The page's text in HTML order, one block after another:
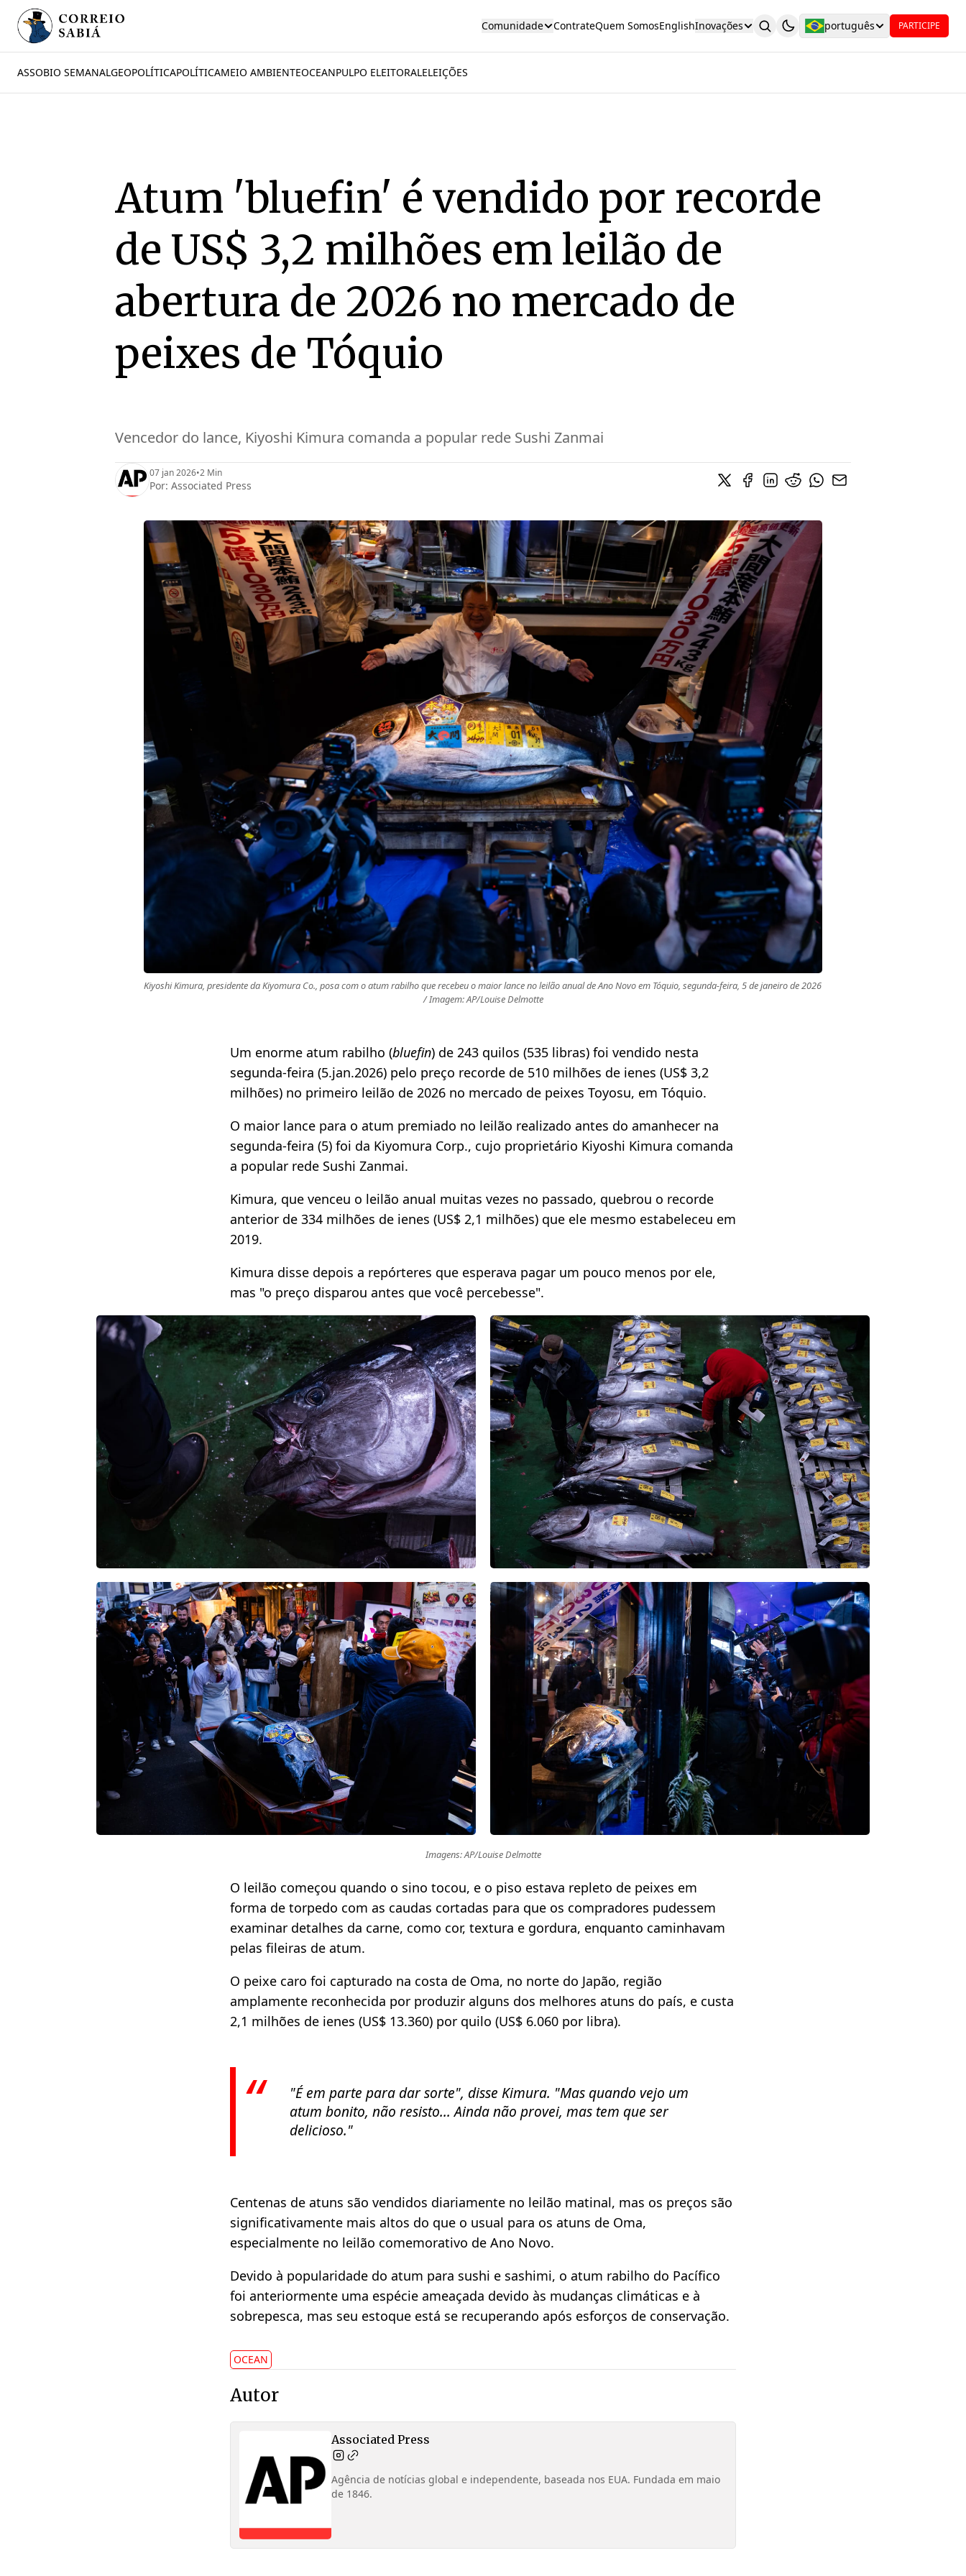
Comunidade ContrateQuem SomosEnglishInovações português PARTICIPE
ASSOBIO SEMANALGEOPOLÍTICAPOLÍTICAMEIO AMBIENTEOCEANPULPO ELEITORALELEIÇÕES
Atum 'bluefin' é vendido por recorde
de US$ 3,2 milhões em leilão de
abertura de 2026 no mercado de
peixes de Tóquio
Vencedor do lance, Kiyoshi Kimura comanda a popular rede Sushi Zanmai
07 jan 2026•2 Min
Por: Associated Press
Kiyoshi Kimura, presidente da Kiyomura Co., posa com o atum rabilho que recebeu o maior lance no leilão anual de Ano Novo em Tóquio, segunda-feira, 5 de janeiro de 2026
/ Imagem: AP/Louise Delmotte
Um enorme atum rabilho (bluefin) de 243 quilos (535 libras) foi vendido nesta
segunda-feira (5.jan.2026) pelo preço recorde de 510 milhões de ienes (US$ 3,2
milhões) no primeiro leilão de 2026 no mercado de peixes Toyosu, em Tóquio.​
O maior lance para o atum premiado no leilão realizado antes do amanhecer na
segunda-feira (5) foi da Kiyomura Corp., cujo proprietário Kiyoshi Kimura comanda
a popular rede Sushi Zanmai.
Kimura, que venceu o leilão anual muitas vezes no passado, quebrou o recorde
anterior de 334 milhões de ienes (US$ 2,1 milhões) que ele mesmo estabeleceu em
2019.​
Kimura disse depois a repórteres que esperava pagar um pouco menos por ele,
mas "o preço disparou antes que você percebesse".​
Imagens: AP/Louise Delmotte
O leilão começou quando o sino tocou, e o piso estava repleto de peixes em
forma de torpedo com as caudas cortadas para que os compradores pudessem
examinar detalhes da carne, como cor, textura e gordura, enquanto caminhavam
pelas fileiras de atum.​
O peixe caro foi capturado na costa de Oma, no norte do Japão, região
amplamente reconhecida por produzir alguns dos melhores atuns do país, e custa
2,1 milhões de ienes (US$ 13.360) por quilo (US$ 6.060 por libra).​
"É em parte para dar sorte", disse Kimura. "Mas quando vejo um
atum bonito, não resisto... Ainda não provei, mas tem que ser
delicioso."​
Centenas de atuns são vendidos diariamente no leilão matinal, mas os preços são
significativamente mais altos do que o usual para os atuns de Oma,
especialmente no leilão comemorativo de Ano Novo.​
Devido à popularidade do atum para sushi e sashimi, o atum rabilho do Pacífico
foi anteriormente uma espécie ameaçada devido às mudanças climáticas e à
sobrepesca, mas seu estoque está se recuperando após esforços de conservação.
OCEAN
Autor
Associated Press
Agência de notícias global e independente, baseada nos EUA. Fundada em maio
de 1846.